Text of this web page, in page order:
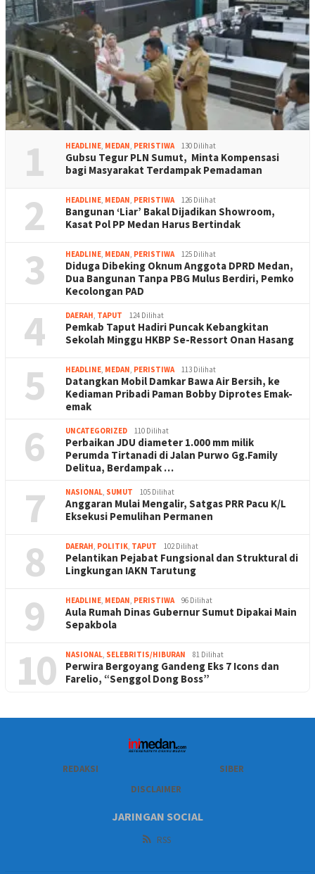
1 HEADLINE, MEDAN, PERISTIWA 130 Dilihat
Gubsu Tegur PLN Sumut, Minta Kompensasi
bagi Masyarakat Terdampak Pemadaman
2 HEADLINE, MEDAN, PERISTIWA 126 Dilihat
Bangunan ‘Liar’ Bakal Dijadikan Showroom,
Kasat Pol PP Medan Harus Bertindak
3 HEADLINE, MEDAN, PERISTIWA 125 Dilihat
Diduga Dibeking Oknum Anggota DPRD Medan,
Dua Bangunan Tanpa PBG Mulus Berdiri, Pemko
Kecolongan PAD
4 DAERAH, TAPUT 124 Dilihat
Pemkab Taput Hadiri Puncak Kebangkitan
Sekolah Minggu HKBP Se-Ressort Onan Hasang
5 HEADLINE, MEDAN, PERISTIWA 113 Dilihat
Datangkan Mobil Damkar Bawa Air Bersih, ke
Kediaman Pribadi Paman Bobby Diprotes Emak-
emak
6 UNCATEGORIZED 110 Dilihat
Perbaikan JDU diameter 1.000 mm milik
Perumda Tirtanadi di Jalan Purwo Gg.Family
Delitua, Berdampak …
7 NASIONAL, SUMUT 105 Dilihat
Anggaran Mulai Mengalir, Satgas PRR Pacu K/L
Eksekusi Pemulihan Permanen
8 DAERAH, POLITIK, TAPUT 102 Dilihat
Pelantikan Pejabat Fungsional dan Struktural di
Lingkungan IAKN Tarutung
9 HEADLINE, MEDAN, PERISTIWA 96 Dilihat
Aula Rumah Dinas Gubernur Sumut Dipakai Main
Sepakbola
10 NASIONAL, SELEBRITIS/HIBURAN 81 Dilihat
Perwira Bergoyang Gandeng Eks 7 Icons dan
Farelio, “Senggol Dong Boss”
REDAKSI
SIBER
DISCLAIMER
JARINGAN SOCIAL
RSS